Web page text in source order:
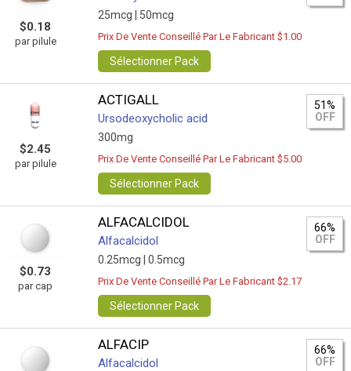
$0.18
par pilule
25mcg | 50mcg
Prix De Vente Conseillé Par Le Fabricant $1.00
Sélectionner Pack
$2.45
par pilule
ACTIGALL
Ursodeoxycholic acid
300mg
51%
OFF
Prix De Vente Conseillé Par Le Fabricant $5.00
Sélectionner Pack
$0.73
par cap
ALFACALCIDOL
Alfacalcidol
0.25mcg | 0.5mcg
66%
OFF
Prix De Vente Conseillé Par Le Fabricant $2.17
Sélectionner Pack
ALFACIP
Alfacalcidol
66%
OFF